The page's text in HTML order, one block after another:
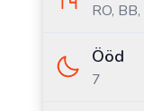
RO, BB,
Ööd
7